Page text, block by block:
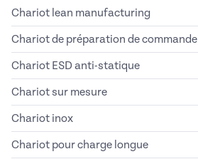
Chariot lean manufacturing
Chariot de préparation de
Chariot ESD anti-statique
Chariot sur mesure
Chariot inox
Chariot pour charge longue